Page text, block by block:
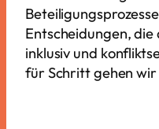
Entscheidungen,
inklusiv und
für Schritt gehen